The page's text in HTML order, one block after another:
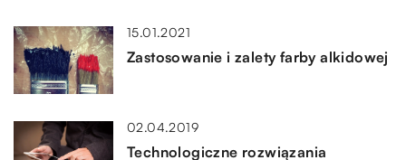
15.01.2021
Zastosowanie i zalety farby alkidowej
02.04.2019
Technologiczne rozwiązania